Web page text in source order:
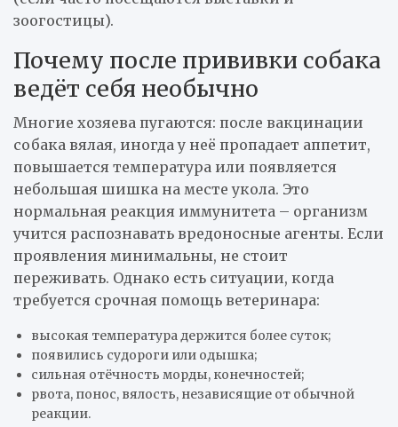
зоогостицы).
Почему после прививки собака
ведёт себя необычно
Многие хозяева пугаются: после вакцинации
собака вялая, иногда у неё пропадает аппетит,
повышается температура или появляется
небольшая шишка на месте укола. Это
нормальная реакция иммунитета – организм
учится распознавать вредоносные агенты. Если
проявления минимальны, не стоит
переживать. Однако есть ситуации, когда
требуется срочная помощь ветеринара:
высокая температура держится более суток;
появились судороги или одышка;
сильная отёчность морды, конечностей;
рвота, понос, вялость, независящие от обычной
реакции.